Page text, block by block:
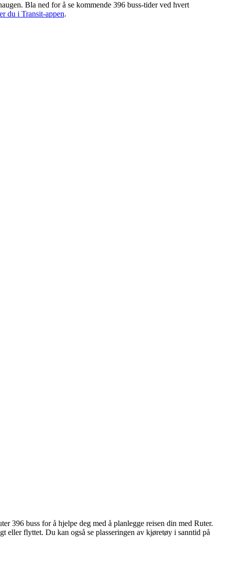
Bla ned for å se kommende 396 buss-tider ved hvert
du i Transit-appen.
396 buss for å hjelpe deg med å planlegge reisen din med Ruter.
eller flyttet. Du kan også se plasseringen av kjøretøy i sanntid på